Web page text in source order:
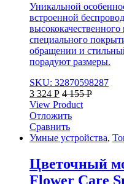
Уникальной
встроенной
специального
обращении и
порадуют размеры.
SKU: 32870598287
3 324 Р 4 155Р
View Product
Отложить
Сравнить
Умные устройства,
Цветочный
Flower Care